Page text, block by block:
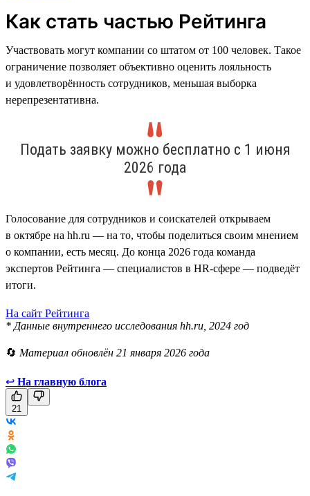
Как стать частью Рейтинга
Участвовать могут компании со штатом от 100 человек. Такое
ограничение позволяет объективно оценить лояльность
и удовлетворённость сотрудников, меньшая выборка
нерепрезентативна.
Подать заявку можно бесплатно с 1 июня
2026 года
Голосование для сотрудников и соискателей открываем
в октябре на hh.ru — на то, чтобы поделиться своим мнением
о компании, есть месяц. До конца 2026 года команда
экспертов Рейтинга — специалистов в HR-сфере — подведёт
итоги.
На сайт Рейтинга
* Данные внутреннего исследования hh.ru, 2024 год
🔄 Материал обновлён 21 января 2026 года
↩ На главную блога
21